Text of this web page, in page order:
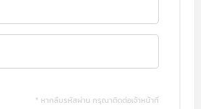
* หากลืมรหัสผ่าน กรุณาติดต่อเจ้าหน้าที่